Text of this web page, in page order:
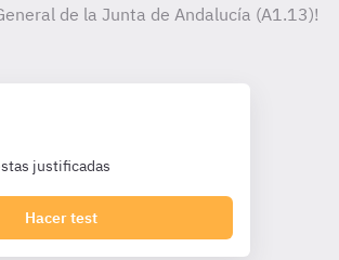
de la Junta de Andalucía (A1.13)!
justificadas
Hacer test